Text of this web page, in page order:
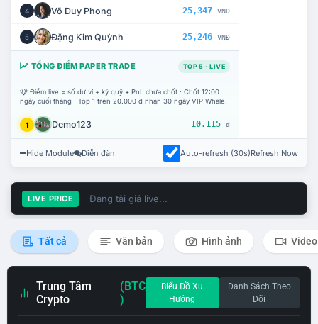
4 Võ Duy Phong 25,347 VNĐ
5 Đặng Kim Quỳnh 25,246 VNĐ
TỔNG ĐIỂM PAPER TRADE TOP 5 · LIVE
Điểm live = số dư ví + ký quỹ + PnL chưa chốt · Chốt 12:00
ngày cuối tháng · Top 1 trên 20.000 đ nhận 30 ngày VIP Whale.
1 Demo123 10.115 đ
Hide Module Diễn đàn Auto-refresh (30s)Refresh Now
LIVE PRICE Đang tải giá live...
Tất cả Văn bản Hình ảnh Video
Trung Tâm
Crypto
(BTC
)
Biểu Đồ Xu
Hướng
Danh Sách Theo
Dõi